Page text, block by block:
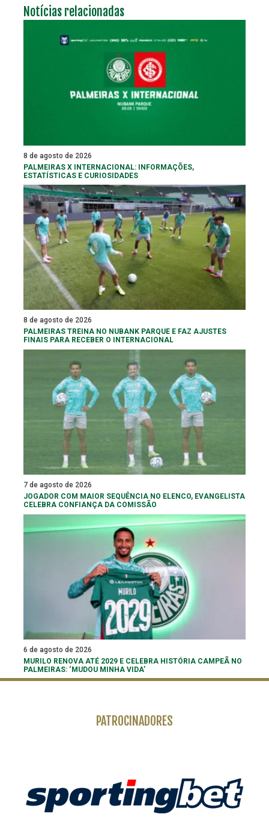
Notícias relacionadas
8 de agosto de 2026
PALMEIRAS X INTERNACIONAL: INFORMAÇÕES,
ESTATÍSTICAS E CURIOSIDADES
8 de agosto de 2026
PALMEIRAS TREINA NO NUBANK PARQUE E FAZ AJUSTES
FINAIS PARA RECEBER O INTERNACIONAL
7 de agosto de 2026
JOGADOR COM MAIOR SEQUÊNCIA NO ELENCO, EVANGELISTA
CELEBRA CONFIANÇA DA COMISSÃO
6 de agosto de 2026
MURILO RENOVA ATÉ 2029 E CELEBRA HISTÓRIA CAMPEÃ NO
PALMEIRAS: ‘MUDOU MINHA VIDA’
PATROCINADORES